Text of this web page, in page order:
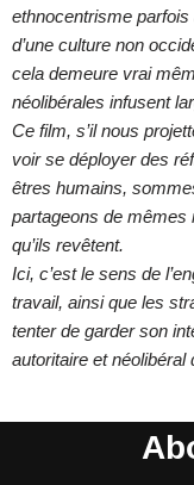
ethnocentrisme parfois
d’une culture non
cela demeure vrai
néolibérales infusent
Ce film, s’il nous
voir se déployer des
êtres humains,
partageons de mêmes
qu’ils revêtent.
Ici, c’est le sens de
travail, ainsi que les
tenter de garder son
autoritaire et néolibéral